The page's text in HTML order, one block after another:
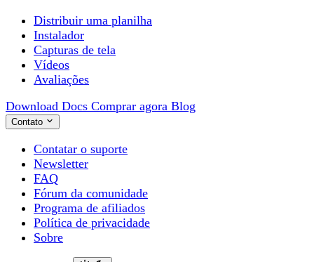
Distribuir uma planilha
Instalador
Capturas de tela
Vídeos
Avaliações
Download Docs Comprar agora Blog
Contato
Contatar o suporte
Newsletter
FAQ
Fórum da comunidade
Programa de afiliados
Política de privacidade
Sobre